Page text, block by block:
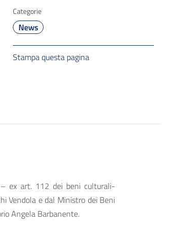
Categorie
News
Stampa questa pagina
– ex art. 112 dei beni culturali-
Vendola e dal Ministro dei Beni
Angela Barbanente.